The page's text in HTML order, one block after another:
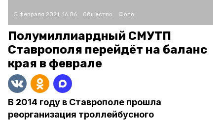
5 февраля 2021, 16:06 Общество Фото:
Полумиллиардный СМУТП
Ставрополя перейдёт на баланс
края в феврале
В 2014 году в Ставрополе прошла
реорганизация троллейбусного